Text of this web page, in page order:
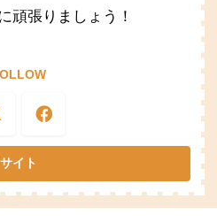
頑張りましょう！